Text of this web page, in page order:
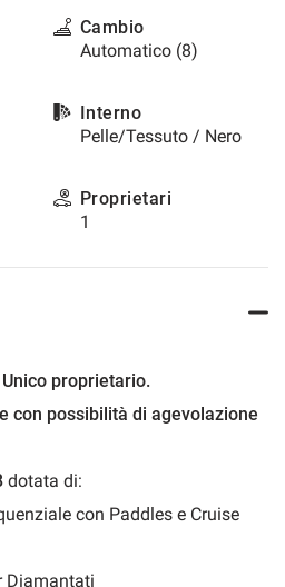
Cambio
Automatico (8)
Interno
Pelle/Tessuto / Nero
Proprietari
1
proprietario.
con possibilità di agevolazione
dotata di:
con Paddles e Cruise
Diamantati